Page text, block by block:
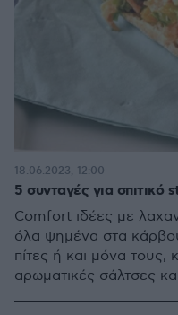
5 συνταγές για σπιτικό
Comfort ιδέες με
όλα ψημένα στα
πίτες ή και μόνα τους,
αρωματικές σάλτσες
18.06.2023, 12:00